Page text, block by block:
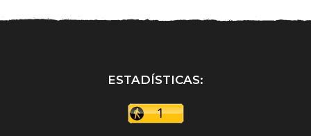
ESTADÍSTICAS: